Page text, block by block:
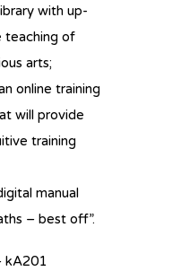
with up-
teaching of
arts;
online training
will provide
training
manual
– best off”.
kA201